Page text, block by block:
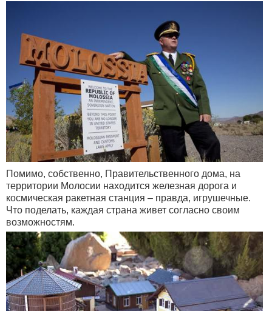
Помимо, собственно, Правительственного дома, на
территории Молосии находится железная дорога и
космическая ракетная станция – правда, игрушечные.
Что поделать, каждая страна живет согласно своим
возможностям.